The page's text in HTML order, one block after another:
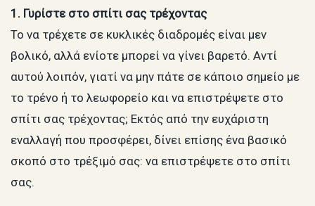
1. Γυρίστε στο σπίτι σας τρέχοντας
Το να τρέχετε σε κυκλικές διαδρομές είναι μεν
βολικό, αλλά ενίοτε μπορεί να γίνει βαρετό. Αντί
αυτού λοιπόν, γιατί να μην πάτε σε κάποιο σημείο με
το τρένο ή το λεωφορείο και να επιστρέψετε στο
σπίτι σας τρέχοντας; Εκτός από την ευχάριστη
εναλλαγή που προσφέρει, δίνει επίσης ένα βασικό
σκοπό στο τρέξιμό σας: να επιστρέψετε στο σπίτι
σας.